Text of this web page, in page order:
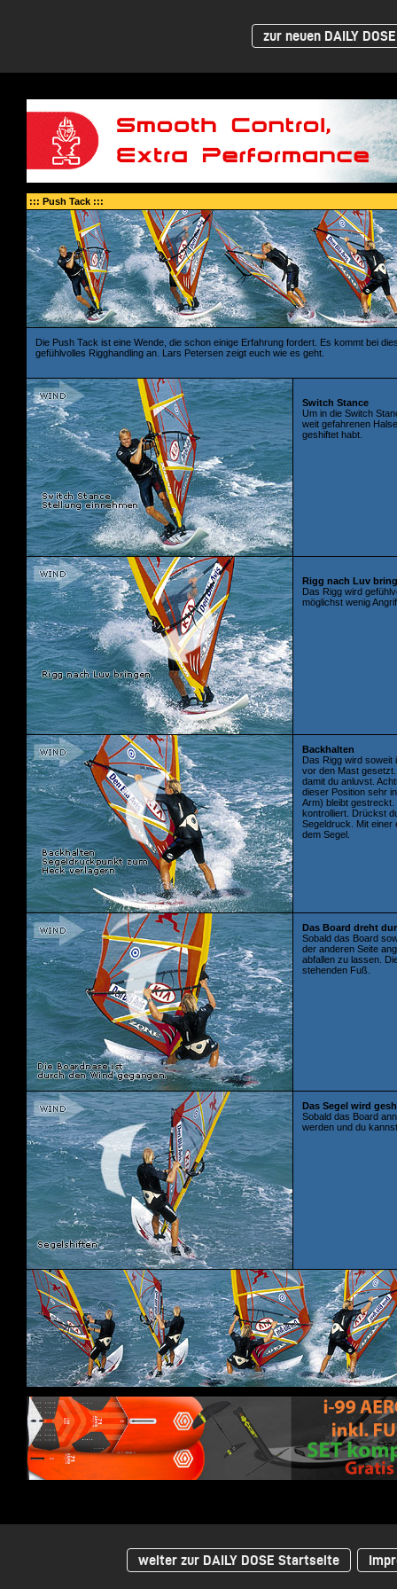
zur neuen DAILY
::: Push Tack :::
Die Push Tack ist eine Wende, die schon einige Erfahrung fordert. Es kommt bei
gefühlvolles Rigghandling an. Lars Petersen zeigt euch wie es geht.
Switch Stance
Um in die Switch
weit gefahrenen
geshiftet habt.
Rigg nach Luv
Das Rigg wird
möglichst wenig
Backhalten
Das Rigg wird soweit
vor den Mast
damit du anluvst.
dieser Position sehr
Arm) bleibt
kontrolliert. Drückst
Segeldruck. Mit einer
dem Segel.
Das Board dreht
Sobald das Board
der anderen Seite
abfallen zu lassen.
stehenden Fuß.
Das Segel wird
Sobald das Board
werden und du
weiter zur DAILY DOSE Startseite